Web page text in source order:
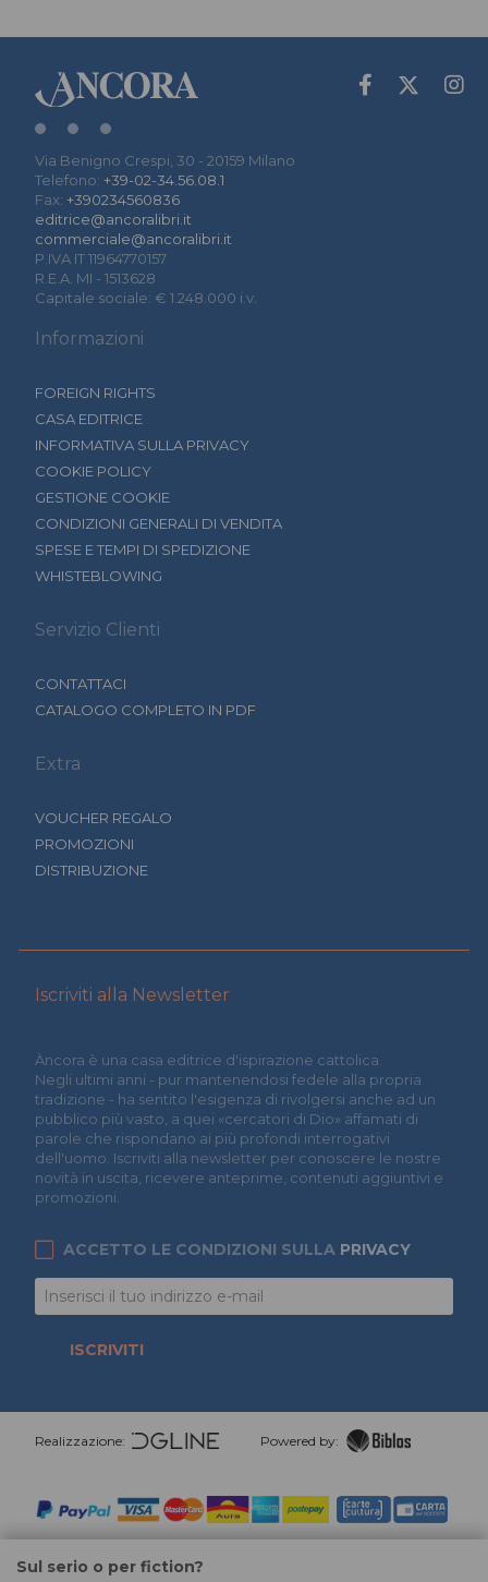
Sul serio o per fiction?
Via Benigno Crespi, 30 - 20159 Milano
Telefono: +39-02-34.56.08.1
Fax: +390234560836
editrice@ancoralibri.it
commerciale@ancoralibri.it
P.IVA IT 11964770157
R.E.A. MI - 1513628
Capitale sociale: € 1.248.000 i.v.
Informazioni
FOREIGN RIGHTS
CASA EDITRICE
INFORMATIVA SULLA PRIVACY
COOKIE POLICY
GESTIONE COOKIE
CONDIZIONI GENERALI DI VENDITA
SPESE E TEMPI DI SPEDIZIONE
WHISTEBLOWING
Servizio Clienti
CONTATTACI
CATALOGO COMPLETO IN PDF
Extra
VOUCHER REGALO
PROMOZIONI
DISTRIBUZIONE
Iscriviti alla Newsletter
Àncora è una casa editrice d'ispirazione cattolica.
Negli ultimi anni - pur mantenendosi fedele alla propria
tradizione - ha sentito l'esigenza di rivolgersi anche ad un
pubblico più vasto, a quei «cercatori di Dio» affamati di
parole che rispondano ai più profondi interrogativi
dell'uomo. Iscriviti alla newsletter per conoscere le nostre
novità in uscita, ricevere anteprime, contenuti aggiuntivi e
promozioni.
ACCETTO LE CONDIZIONI SULLA PRIVACY
ISCRIVITI
Realizzazione: Powered by: